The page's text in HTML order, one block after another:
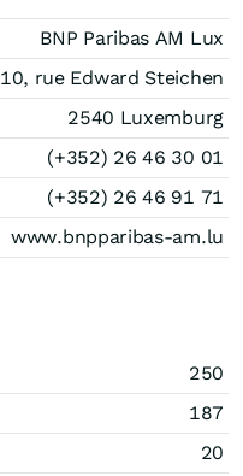
BNP Paribas AM Lux
10, rue Edward Steichen
2540 Luxemburg
(+352) 26 46 30 01
(+352) 26 46 91 71
www.bnpparibas-am.lu
250
187
20